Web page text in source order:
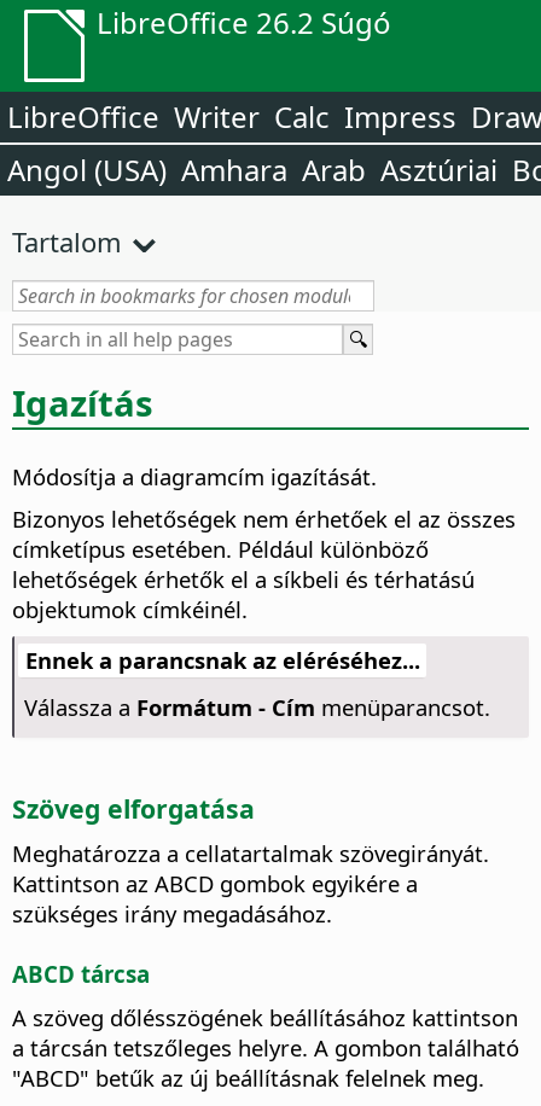
LibreOffice 26.2 Súgó
LibreOffice Writer Calc Impress
Angol (USA) Amhara Arab Asztúriai
Tartalom
Igazítás
Módosítja a diagramcím igazítását.
Bizonyos lehetőségek nem érhetőek el az összes
címketípus esetében. Például különböző
lehetőségek érhetők el a síkbeli és térhatású
objektumok címkéinél.
Ennek a parancsnak az eléréséhez...
Válassza a Formátum - Cím menüparancsot.
Szöveg elforgatása
Meghatározza a cellatartalmak szövegirányát.
Kattintson az ABCD gombok egyikére a
szükséges irány megadásához.
ABCD tárcsa
A szöveg dőlésszögének beállításához kattintson
a tárcsán tetszőleges helyre. A gombon található
"ABCD" betűk az új beállításnak felelnek meg.